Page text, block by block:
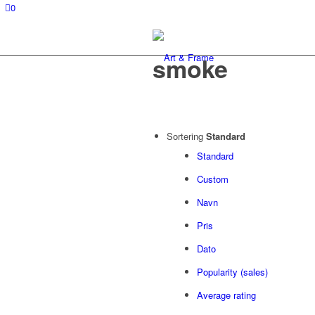
0
smoke
Sortering Standard
Standard
Custom
Navn
Pris
Dato
Popularity (sales)
Average rating